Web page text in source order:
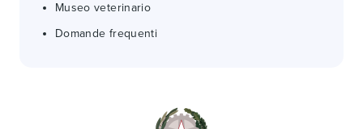
Museo veterinario
Domande frequenti